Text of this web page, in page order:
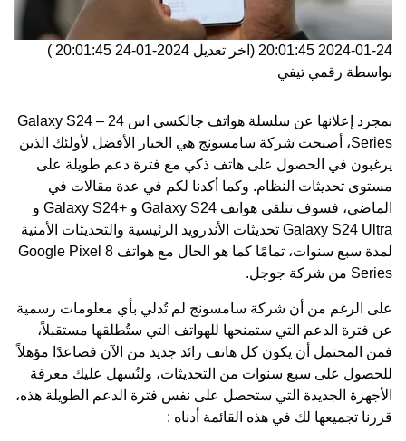
2024-01-24 20:01:45 (اخر تعديل 2024-01-24 20:01:45
)
بواسطة رقمي تيفي
بمجرد إعلانها عن سلسلة هواتف جالكسي اس 24 – Galaxy S24
Series، أصبحت شركة سامسونج هي الخيار الأفضل لأولئك الذين
يرغبون في الحصول على هاتف ذكي مع فترة دعم طويلة على
مستوى تحديثات النظام. وكما أكدنا لكم في عدة مقالات في
الماضي، فسوف تتلقى هواتف Galaxy S24 و +Galaxy S24 و
Galaxy S24 Ultra تحديثات الأندرويد الرئيسية والتحديثات الأمنية
لمدة سبع سنوات، تمامًا كما هو الحال مع هواتف Google Pixel 8
Series من شركة جوجل.
على الرغم من أن شركة سامسونج لم تُدلي بأي معلومات رسمية
عن فترة الدعم التي ستمنحها للهواتف التي ستُطلقها مستقبلاً،
فمن المحتمل أن يكون كل هاتف رائد جديد من الآن فصاعدًا مؤهلاً
للحصول على سبع سنوات من التحديثات، ولنُسهل عليك معرفة
الأجهزة الجديدة التي ستحصل على نفس فترة الدعم الطويلة هذه،
قررنا تجميعها لك في هذه القائمة أدناه :